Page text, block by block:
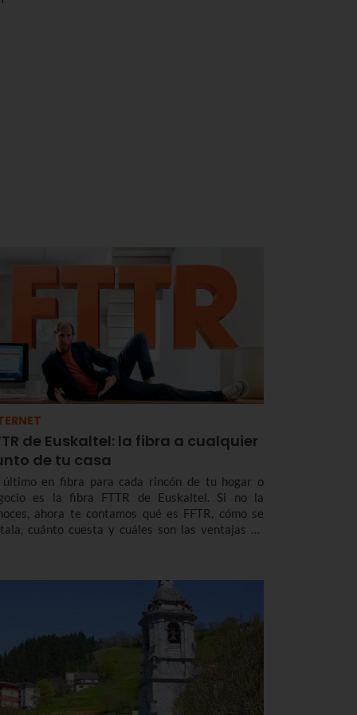
de Euskaltel: la fibra a cualquier
de tu casa
último en fibra para cada rincón de tu hogar o
es la fibra FTTR de Euskaltel. Si no la
ahora te contamos qué es FFTR, cómo se
cuánto cuesta y cuáles son las ventajas de